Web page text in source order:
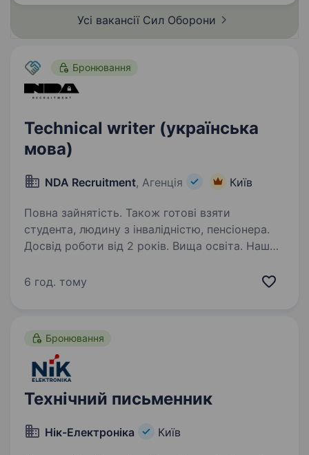
країни. Якщо ти хочеш…
Усі вакансії Сил Оборони
Бронювання
Technical writer (українська
мова)
NDA Recruitment, Агенція Київ
Повна зайнятість. Також готові взяти
студента, людину з інвалідністю, пенсіонера.
Досвід роботи від 2 років. Вища освіта. Наш
що спеціалізується на розробці та
технологічному…
6 год. тому
Бронювання
Технічний письменник
Нік-Електроніка Київ